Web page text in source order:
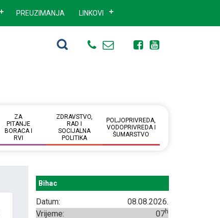
PREUZIMANJA LINKOVI
ZA
PITANJE
BORACA I
RVI
ZDRAVSTVO,
RAD I
SOCIJALNA
POLITIKA
POLJOPRIVREDA,
VODOPRIVREDA I
ŠUMARSTVO
Bihac
Datum:
08.08.2026.
Vrijeme:
07h